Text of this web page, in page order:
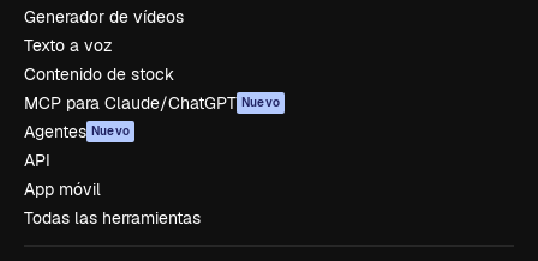
Generador de vídeos
Texto a voz
Contenido de stock
MCP para Claude/ChatGPT Nuevo
Agentes Nuevo
API
App móvil
Todas las herramientas